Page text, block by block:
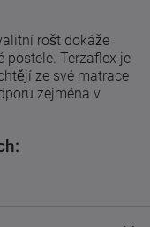
rošt dokáže
Terzaflex je
ze své matrace
zejména v